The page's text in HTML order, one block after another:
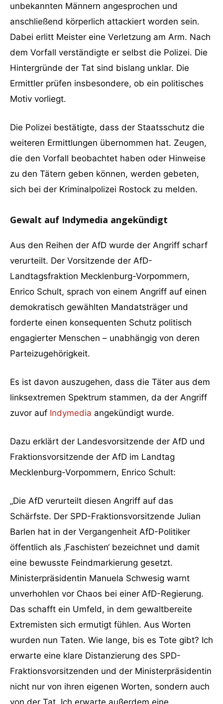
unbekannten Männern angesprochen und
anschließend körperlich attackiert worden sein.
Dabei erlitt Meister eine Verletzung am Arm. Nach
dem Vorfall verständigte er selbst die Polizei. Die
Hintergründe der Tat sind bislang unklar. Die
Ermittler prüfen insbesondere, ob ein politisches
Motiv vorliegt.
Die Polizei bestätigte, dass der Staatsschutz die
weiteren Ermittlungen übernommen hat. Zeugen,
die den Vorfall beobachtet haben oder Hinweise
zu den Tätern geben können, werden gebeten,
sich bei der Kriminalpolizei Rostock zu melden.
Gewalt auf Indymedia angekündigt
Aus den Reihen der AfD wurde der Angriff scharf
verurteilt. Der Vorsitzende der AfD-
Landtagsfraktion Mecklenburg-Vorpommern,
Enrico Schult, sprach von einem Angriff auf einen
demokratisch gewählten Mandatsträger und
forderte einen konsequenten Schutz politisch
engagierter Menschen – unabhängig von deren
Parteizugehörigkeit.
Es ist davon auszugehen, dass die Täter aus dem
linksextremen Spektrum stammen, da der Angriff
zuvor auf Indymedia angekündigt wurde.
Dazu erklärt der Landesvorsitzende der AfD und
Fraktionsvorsitzende der AfD im Landtag
Mecklenburg-Vorpommern, Enrico Schult:
„Die AfD verurteilt diesen Angriff auf das
Schärfste. Der SPD-Fraktionsvorsitzende Julian
Barlen hat in der Vergangenheit AfD-Politiker
öffentlich als ‚Faschisten‘ bezeichnet und damit
eine bewusste Feindmarkierung gesetzt.
Ministerpräsidentin Manuela Schwesig warnt
unverhohlen vor Chaos bei einer AfD-Regierung.
Das schafft ein Umfeld, in dem gewaltbereite
Extremisten sich ermutigt fühlen. Aus Worten
wurden nun Taten. Wie lange, bis es Tote gibt? Ich
erwarte eine klare Distanzierung des SPD-
Fraktionsvorsitzenden und der Ministerpräsidentin
nicht nur von ihren eigenen Worten, sondern auch
von der Tat. Ich erwarte außerdem eine